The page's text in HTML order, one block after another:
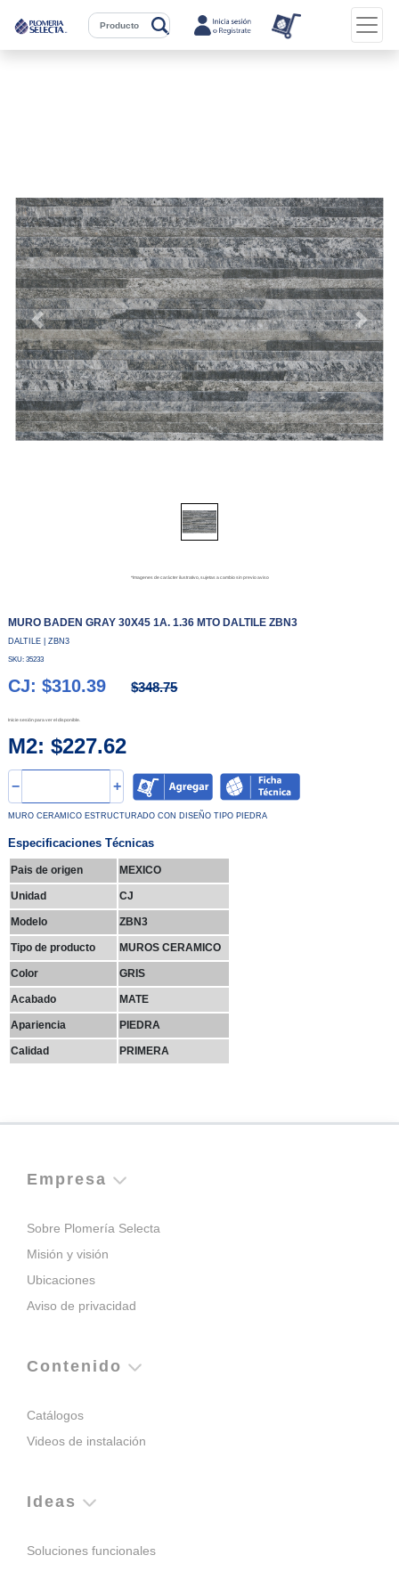
Previous Next
*Imagenes de carácter ilustrativo, sujetas a cambio sin previo aviso
MURO BADEN GRAY 30X45 1A. 1.36 MTO DALTILE ZBN3
DALTILE | ZBN3
SKU: 35233
CJ: $310.39 $348.75
Inicie sesión para ver el disponible.
M2: $227.62
− +
MURO CERAMICO ESTRUCTURADO CON DISEÑO TIPO PIEDRA
Especificaciones Técnicas
Pais de origen MEXICO
Unidad CJ
Modelo ZBN3
Tipo de producto MUROS CERAMICO
Color GRIS
Acabado MATE
Apariencia PIEDRA
Calidad PRIMERA
Empresa
Sobre Plomería Selecta
Misión y visión
Ubicaciones
Aviso de privacidad
Contenido
Catálogos
Videos de instalación
Ideas
Soluciones funcionales